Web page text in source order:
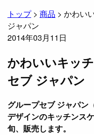
トップ> 商品 > かわい
ジャパン
2014年03月11日
かわいいキッ
セブ ジャパン
グループセブ ジャパン
デザインのキッチンス
旬、販売します。